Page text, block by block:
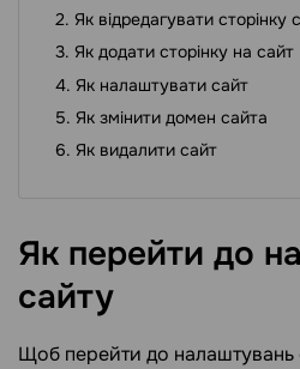
Як відредагувати сторінку
Як додати сторінку на сайт
Як налаштувати сайт
Як змінити домен сайта
Як видалити сайт
Як перейти до
сайту
Щоб перейти до налаштувань